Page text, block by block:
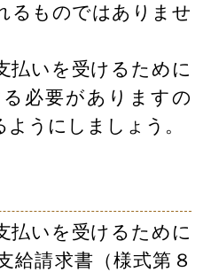
るものではありませ
払いを受けるために
必要がありますの
うにしましょう。
払いを受けるために
給請求書（様式第８